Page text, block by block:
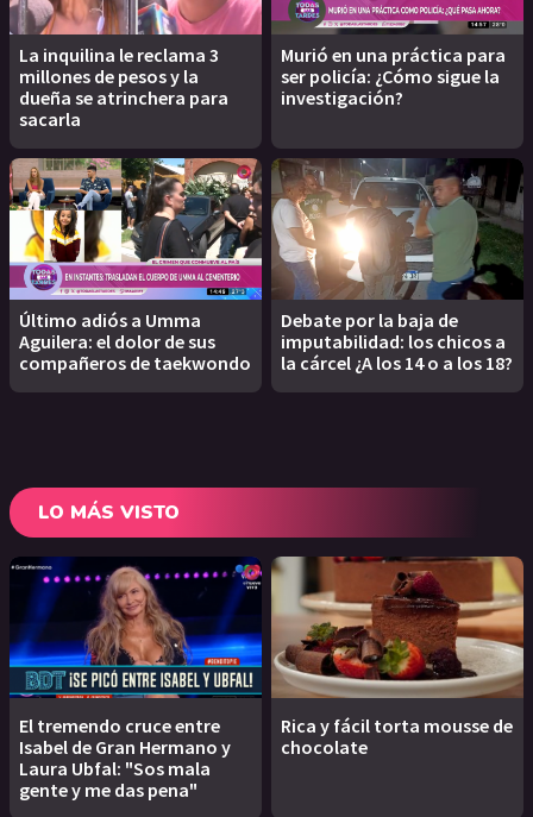
La inquilina le reclama 3
millones de pesos y la
dueña se atrinchera para
sacarla
Murió en una práctica para
ser policía: ¿Cómo sigue la
investigación?
Último adiós a Umma
Aguilera: el dolor de sus
compañeros de taekwondo
Debate por la baja de
imputabilidad: los chicos a
la cárcel ¿A los 14 o a los 18?
LO MÁS VISTO
El tremendo cruce entre
Isabel de Gran Hermano y
Laura Ubfal: "Sos mala
gente y me das pena"
Rica y fácil torta mousse de
chocolate